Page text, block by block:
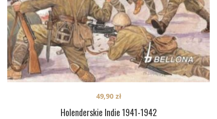
Holenderskie Indie 1941-1942
49,90 zł